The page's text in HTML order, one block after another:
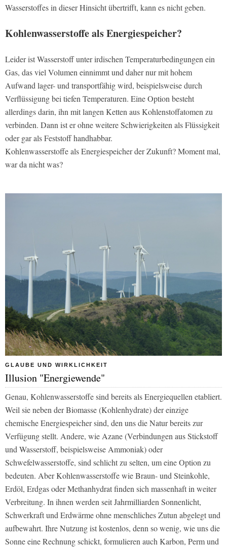
Wasserstoffes in dieser Hinsicht übertrifft, kann es nicht geben.
Kohlenwasserstoffe als Energiespeicher?
Leider ist Wasserstoff unter irdischen Temperaturbedingungen ein
Gas, das viel Volumen einnimmt und daher nur mit hohem
Aufwand lager- und transportfähig wird, beispielsweise durch
Verflüssigung bei tiefen Temperaturen. Eine Option besteht
allerdings darin, ihn mit langen Ketten aus Kohlenstoffatomen zu
verbinden. Dann ist er ohne weitere Schwierigkeiten als Flüssigkeit
oder gar als Feststoff handhabbar.
Kohlenwasserstoffe als Energiespeicher der Zukunft? Moment mal,
war da nicht was?
GLAUBE UND WIRKLICHKEIT
Illusion "Energiewende"
Genau, Kohlenwasserstoffe sind bereits als Energiequellen etabliert.
Weil sie neben der Biomasse (Kohlenhydrate) der einzige
chemische Energiespeicher sind, den uns die Natur bereits zur
Verfügung stellt. Andere, wie Azane (Verbindungen aus Stickstoff
und Wasserstoff, beispielsweise Ammoniak) oder
Schwefelwasserstoffe, sind schlicht zu selten, um eine Option zu
bedeuten. Aber Kohlenwasserstoffe wie Braun- und Steinkohle,
Erdöl, Erdgas oder Methanhydrat finden sich massenhaft in weiter
Verbreitung. In ihnen werden seit Jahrmilliarden Sonnenlicht,
Schwerkraft und Erdwärme ohne menschliches Zutun abgelegt und
aufbewahrt. Ihre Nutzung ist kostenlos, denn so wenig, wie uns die
Sonne eine Rechnung schickt, formulieren auch Karbon, Perm und